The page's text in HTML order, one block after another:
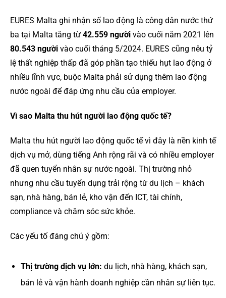
EURES Malta ghi nhận số lao động là công dân nước thứ
ba tại Malta tăng từ 42.559 người vào cuối năm 2021 lên
80.543 người vào cuối tháng 5/2024. EURES cũng nêu tỷ
lệ thất nghiệp thấp đã góp phần tạo thiếu hụt lao động ở
nhiều lĩnh vực, buộc Malta phải sử dụng thêm lao động
nước ngoài để đáp ứng nhu cầu của employer.
Vì sao Malta thu hút người lao động quốc tế?
Malta thu hút người lao động quốc tế vì đây là nền kinh tế
dịch vụ mở, dùng tiếng Anh rộng rãi và có nhiều employer
đã quen tuyển nhân sự nước ngoài. Thị trường nhỏ
nhưng nhu cầu tuyển dụng trải rộng từ du lịch – khách
sạn, nhà hàng, bán lẻ, kho vận đến ICT, tài chính,
compliance và chăm sóc sức khỏe.
Các yếu tố đáng chú ý gồm:
Thị trường dịch vụ lớn: du lịch, nhà hàng, khách sạn,
bán lẻ và vận hành doanh nghiệp cần nhân sự liên tục.